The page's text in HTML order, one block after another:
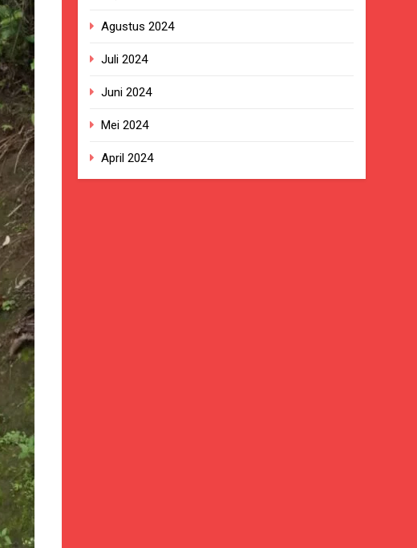
Agustus 2024
Juli 2024
Juni 2024
Mei 2024
April 2024